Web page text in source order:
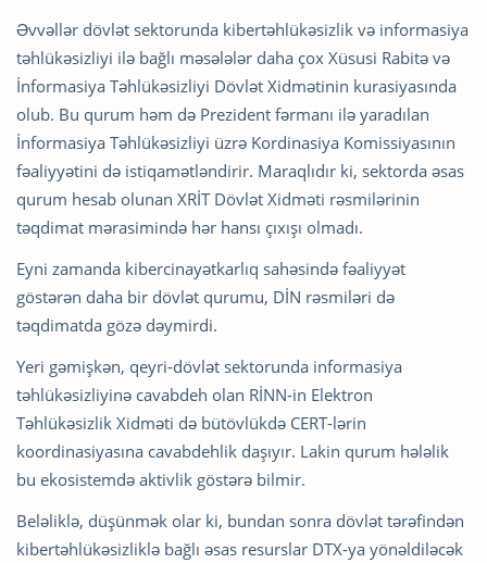
Əvvəllər dövlət sektorunda kibertəhlükəsizlik və informasiya
təhlükəsizliyi ilə bağlı məsələlər daha çox Xüsusi Rabitə və
İnformasiya Təhlükəsizliyi Dövlət Xidmətinin kurasiyasında
olub. Bu qurum həm də Prezident fərmanı ilə yaradılan
İnformasiya Təhlükəsizliyi üzrə Kordinasiya Komissiyasının
fəaliyyətini də istiqamətləndirir. Maraqlıdır ki, sektorda əsas
qurum hesab olunan XRİT Dövlət Xidməti rəsmilərinin
təqdimat mərasimində hər hansı çıxışı olmadı.
Eyni zamanda kibercinayətkarlıq sahəsində fəaliyyət
göstərən daha bir dövlət qurumu, DİN rəsmiləri də
təqdimatda gözə dəymirdi.
Yeri gəmişkən, qeyri-dövlət sektorunda informasiya
təhlükəsizliyinə cavabdeh olan RİNN-in Elektron
Təhlükəsizlik Xidməti də bütövlükdə CERT-lərin
koordinasiyasına cavabdehlik daşıyır. Lakin qurum hələlik
bu ekosistemdə aktivlik göstərə bilmir.
Beləliklə, düşünmək olar ki, bundan sonra dövlət tərəfindən
kibertəhlükəsizliklə bağlı əsas resurslar DTX-ya yönəldiləcək